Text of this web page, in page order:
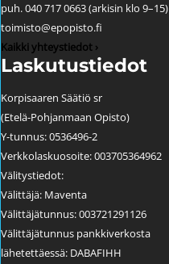
puh. 040 717 0663 (arkisin klo 9–15)
toimisto@epopisto.fi
Kaikki yhteystiedot ›
Laskutustiedot
Korpisaaren Säätiö sr
(Etelä-Pohjanmaan Opisto)
Y-tunnus: 0536496-2
Verkkolaskuosoite: 003705364962
Välitystiedot:
Välittäjä: Maventa
Välittäjätunnus: 003721291126
Välittäjätunnus pankkiverkosta
lähetettäessä: DABAFIHH